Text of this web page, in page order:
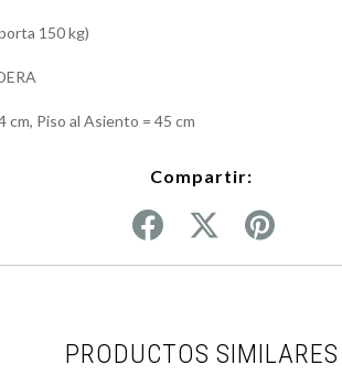
150 kg)
cm, Piso al Asiento = 45 cm
Compartir:
PRODUCTOS SIMILARES